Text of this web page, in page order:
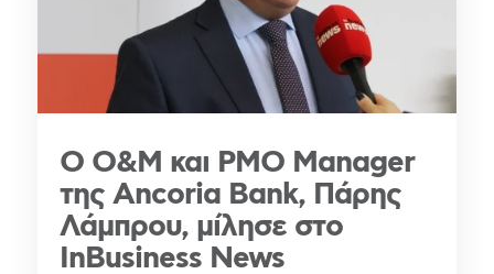
Ο O&M και PMO Manager
της Ancoria Bank, Πάρης
Λάμπρου, μίλησε στο
InBusiness News